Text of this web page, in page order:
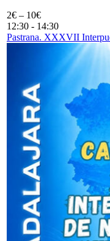
2€ – 10€
12:30 - 14:30
Pastrana. XXXVII